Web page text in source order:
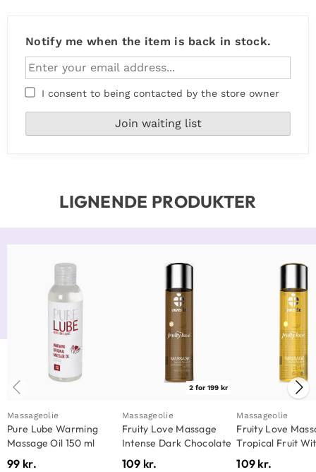
Notify me when the item is back in stock.
I consent to being contacted by the store owner
LIGNENDE PRODUKTER
Massageolie
Pure Lube Warming
Massage Oil 150 ml
99 kr.
2 for 199 kr
Massageolie
Fruity Love Massage
Intense Dark Chocolate
120ml
109 kr.
Massageolie
Fruity Love
Tropical Fruit
Honey 120ml
109 kr.